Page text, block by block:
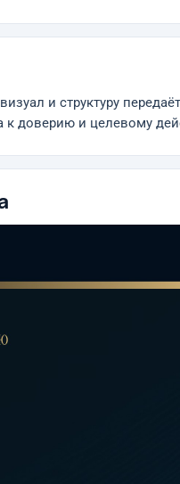
и структуру
к доверию и целевому